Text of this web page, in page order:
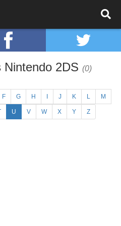
Nintendo 2DS (0)
F G H J K L M
U V W X Y Z